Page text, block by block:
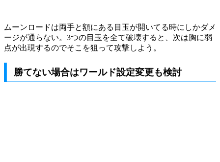
ムーンロードは両手と額にある目玉が開いてる時にしかダメ
ージが通らない。3つの目玉を全て破壊すると、次は胸に弱
点が出現するのでそこを狙って攻撃しよう。
勝てない場合はワールド設定変更も検討